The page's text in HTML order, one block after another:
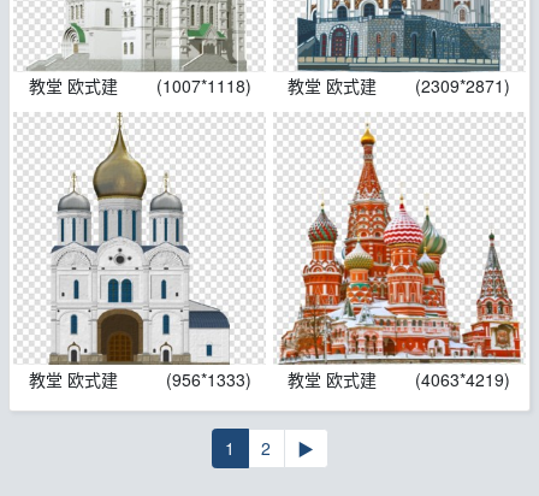
教堂 欧式建 (1007*1118) 教堂 欧式建 (2309*2871)
教堂 欧式建 (956*1333) 教堂 欧式建 (4063*4219)
1 2 ▶